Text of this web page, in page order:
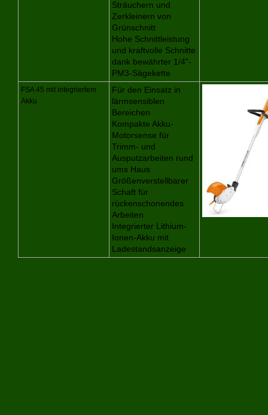
Sträuchern und
Zerkleinern von
Grünschnitt
Hohe Schnittleistung
und kraftvolle Schnitte
dank bewährter 1/4"-
PM3-Sägekette
FSA 45 mit integriertem
Akku
Für den Einsatz in
lärmsensiblen
Bereichen
Kompakte Akku-
Motorsense für
Trimm- und
Ausputzarbeiten rund
ums Haus
Größenverstellbarer
Schaft für
rückenschonendes
Arbeiten
Integrierter Lithium-
Ionen-Akku mit
Ladestandsanzeige